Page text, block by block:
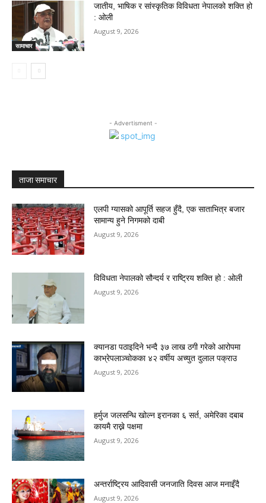
सामाचार
जातीय, भाषिक र सांस्कृतिक विविधता नेपालको शक्ति हो
: ओली
August 9, 2026
- Advertisment -
ताजा समाचार
एलपी ग्यासको आपूर्ति सहज हुँदै, एक साताभित्र बजार
सामान्य हुने निगमको दाबी
August 9, 2026
विविधता नेपालको सौन्दर्य र राष्ट्रिय शक्ति हो : ओली
August 9, 2026
क्यानडा पठाइदिने भन्दै ३७ लाख ठगी गरेको आरोपमा
काभ्रेपलाञ्चोकका ४२ वर्षीय अच्युत दुलाल पक्राउ
August 9, 2026
हर्मुज जलसन्धि खोल्न इरानका ६ सर्त, अमेरिका दबाब
कायमै राख्ने पक्षमा
August 9, 2026
अन्तर्राष्ट्रिय आदिवासी जनजाति दिवस आज मनाइँदै
August 9, 2026